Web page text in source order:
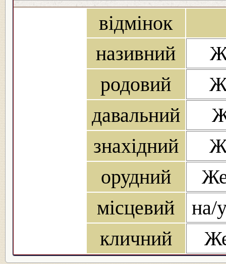
відмінок
називний
родовий
давальний
знахідний
орудний
місцевий
на/
кличний